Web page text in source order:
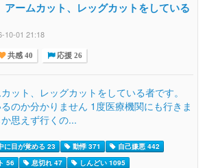
アームカット、レッグカットをしている
10-01 21:18
共感 40 応援 26
ット、レッグカットをしている者です。
のか分かりません 1度医療機関にも行きま
思えず行くの...
に目が覚める 23 動悸 371
自己嫌悪 442
56 息切れ 47 しんどい 1095